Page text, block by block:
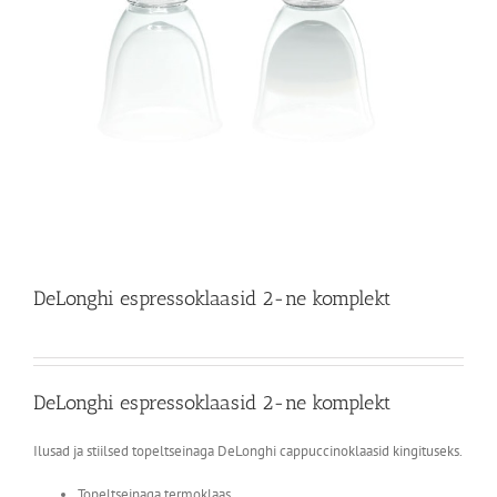
DeLonghi espressoklaasid 2-ne komplekt
DeLonghi espressoklaasid 2-ne komplekt
Ilusad ja stiilsed topeltseinaga DeLonghi cappuccinoklaasid kingituseks.